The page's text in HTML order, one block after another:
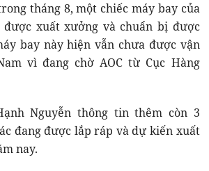
tháng 8, một chiếc máy bay của
được xuất xưởng và chuẩn bị được
bay này hiện vẫn chưa được vận
vì đang chờ AOC từ Cục Hàng
Nguyễn thông tin thêm còn 3
đang được lắp ráp và dự kiến xuất
nay.